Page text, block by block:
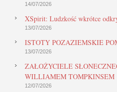
14/07/2026
XSpirit: Ludzkość wkrótce
13/07/2026
ISTOTY POZAZIEMSKIE
13/07/2026
ZAŁOŻYCIELE
WILLIAMEM TOMPKINSEM
12/07/2026